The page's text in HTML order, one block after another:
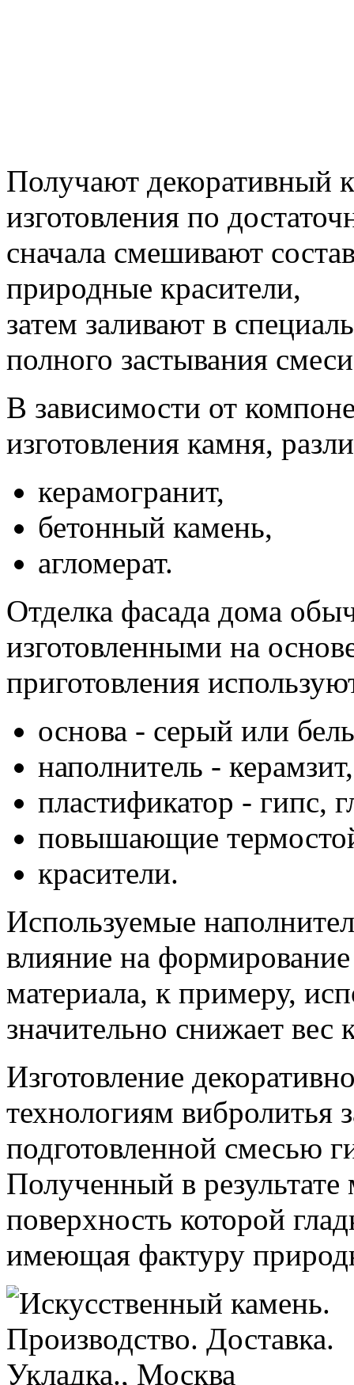
Получают декоративный
изготовления по
сначала смешивают
природные красители,
затем заливают в
полного застывания
В зависимости от
изготовления камня,
керамогранит,
бетонный камень,
агломерат.
Отделка фасада дома
изготовленными на
приготовления
основа - серый или
наполнитель -
пластификатор - гипс,
повышающие
красители.
Используемые
влияние на
материала, к примеру,
значительно снижает вес
Изготовление
технологиям вибролитья
подготовленной смесью
Полученный в
поверхность которой
имеющая фактуру